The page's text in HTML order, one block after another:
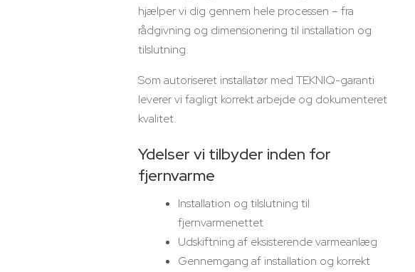
hjælper vi dig gennem hele processen – fra
rådgivning og dimensionering til installation og
tilslutning.
Som autoriseret installatør med TEKNIQ-garanti
leverer vi fagligt korrekt arbejde og dokumenteret
kvalitet.
Ydelser vi tilbyder inden for
fjernvarme
Installation og tilslutning til
fjernvarmenettet
Udskiftning af eksisterende varmeanlæg
Gennemgang af installation og korrekt